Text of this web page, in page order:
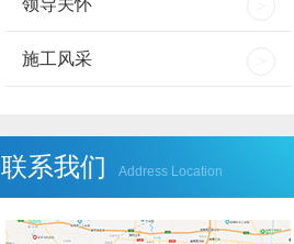
领导关怀
施工风采
联系我们 Address Location